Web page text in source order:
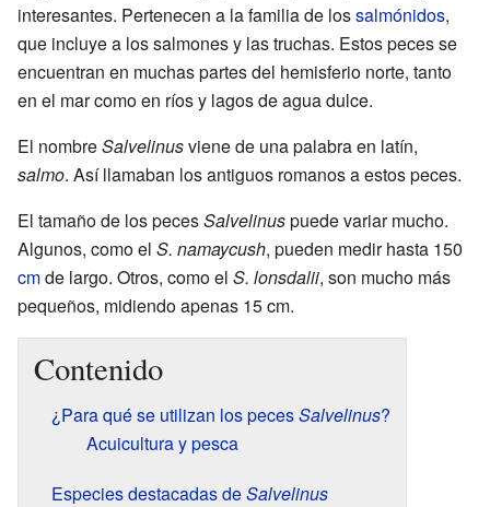
interesantes. Pertenecen a la familia de lossalmónidos,
que incluye a los salmones y las truchas. Estos peces se
encuentran en muchas partes del hemisferio norte, tanto
en el mar como en ríos y lagos de agua dulce.
El nombreSalvelinusviene de una palabra en latín,
salmo. Así llamaban los antiguos romanos a estos peces.
El tamaño de los pecesSalvelinuspuede variar mucho.
Algunos, como el S. namaycush, pueden medir hasta 150
cmde largo. Otros, como el S. lonsdalii, son mucho más
pequeños, midiendo apenas 15 cm.
Contenido
¿Para qué se utilizan los pecesSalvelinus?
Acuicultura y pesca
Especies destacadas deSalvelinus